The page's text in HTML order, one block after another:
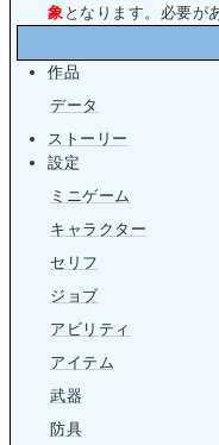
象 となります。必要が
作品
データ
ストーリー
設定
ミニゲーム
キャラクター
セリフ
ジョブ
アビリティ
アイテム
武器
防具